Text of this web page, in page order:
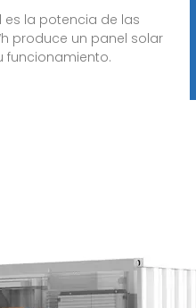
es la potencia de las
produce un panel solar
funcionamiento.